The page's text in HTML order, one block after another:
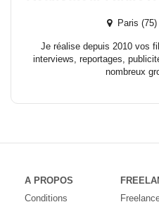
Paris
Je réalise depuis 2010 vos
interviews, reportages,
nombreux
A PROPOS
Conditions